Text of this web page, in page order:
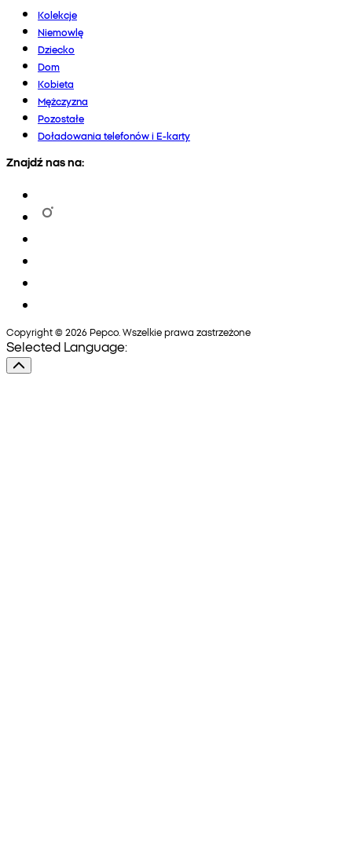
Kolekcje
Niemowlę
Dziecko
Dom
Kobieta
Mężczyzna
Pozostałe
Doładowania telefonów i E-karty
Znajdź nas na:
Copyright © 2026 Pepco. Wszelkie prawa zastrzeżone
Selected Language: